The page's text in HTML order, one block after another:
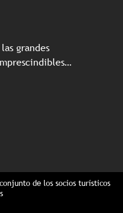
grandes
de los socios turísticos